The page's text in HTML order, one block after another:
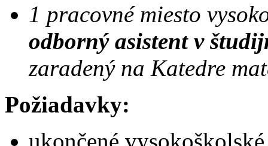
1 pracovné miesto
odborný asistent v
zaradený na Katedre
Požiadavky:
ukončené